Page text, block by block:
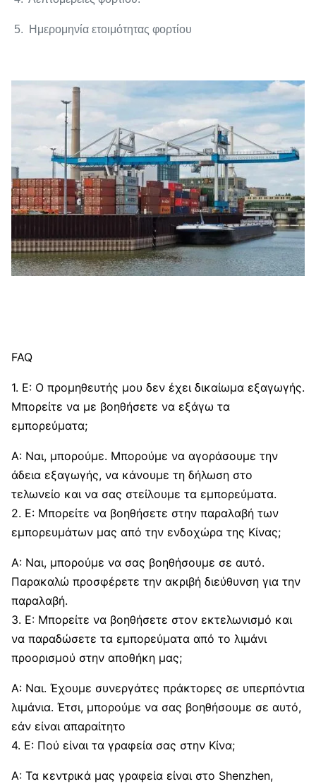
5. Ημερομηνία ετοιμότητας φορτίου
FAQ
1. Ε: Ο προμηθευτής μου δεν έχει δικαίωμα εξαγωγής.
Μπορείτε να με βοηθήσετε να εξάγω τα
εμπορεύματα;
A: Ναι, μπορούμε. Μπορούμε να αγοράσουμε την
άδεια εξαγωγής, να κάνουμε τη δήλωση στο
τελωνείο και να σας στείλουμε τα εμπορεύματα.
2. Ε: Μπορείτε να βοηθήσετε στην παραλαβή των
εμπορευμάτων μας από την ενδοχώρα της Κίνας;
A: Ναι, μπορούμε να σας βοηθήσουμε σε αυτό.
Παρακαλώ προσφέρετε την ακριβή διεύθυνση για την
παραλαβή.
3. Ε: Μπορείτε να βοηθήσετε στον εκτελωνισμό και
να παραδώσετε τα εμπορεύματα από το λιμάνι
προορισμού στην αποθήκη μας;
A: Ναι. Έχουμε συνεργάτες πράκτορες σε υπερπόντια
λιμάνια. Έτσι, μπορούμε να σας βοηθήσουμε σε αυτό,
εάν είναι απαραίτητο
4. Ε: Πού είναι τα γραφεία σας στην Κίνα;
A: Τα κεντρικά μας γραφεία είναι στο Shenzhen,